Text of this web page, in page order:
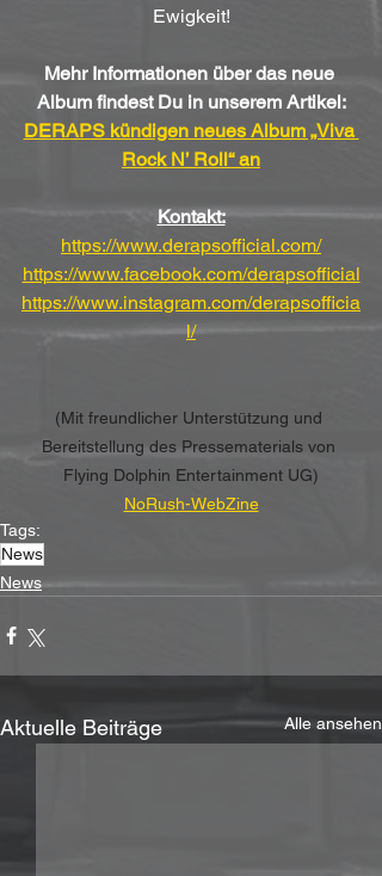
Ewigkeit!
Mehr Informationen über das neue
Album findest Du in unserem Artikel:
DERAPS kündigen neues Album „Viva
Rock N’ Roll“ an
Kontakt:
https://www.derapsofficial.com/
https://www.facebook.com/derapsofficial
https://www.instagram.com/derapsofficia
l/
(Mit freundlicher Unterstützung und
Bereitstellung des Pressematerials von
Flying Dolphin Entertainment UG)
NoRush-WebZine
Tags:
News
News
Aktuelle Beiträge Alle ansehen